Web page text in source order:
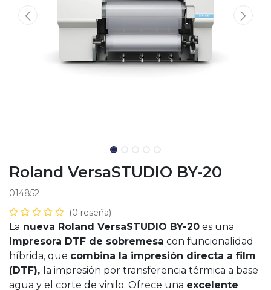
Roland VersaSTUDIO BY-20
014852
(0 reseña)
La nueva Roland VersaSTUDIO BY-20 es una
impresora DTF de sobremesa con funcionalidad
híbrida, que combina la impresión directa a film
(DTF), la impresión por transferencia térmica a base
agua y el corte de vinilo. Ofrece una excelente